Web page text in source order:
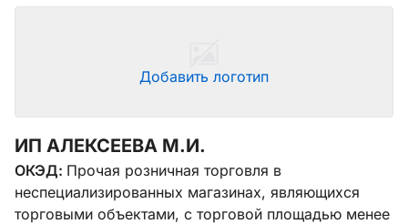
Добавить логотип
ИП АЛЕКСЕЕВА М.И.
ОКЭД: Прочая розничная торговля в
неспециализированных магазинах, являющихся
торговыми объектами, с торговой площадью менее